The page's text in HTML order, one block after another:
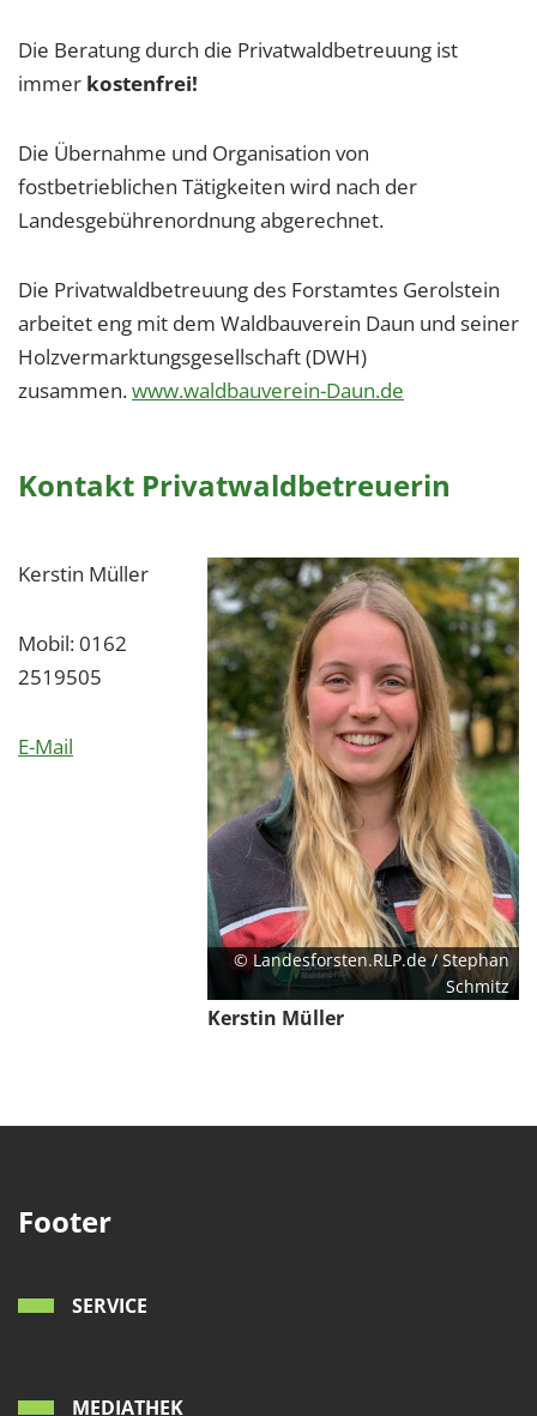
Die Beratung durch die Privatwaldbetreuung ist
immer kostenfrei!
Die Übernahme und Organisation von
fostbetrieblichen Tätigkeiten wird nach der
Landesgebührenordnung abgerechnet.
Die Privatwaldbetreuung des Forstamtes Gerolstein
arbeitet eng mit dem Waldbauverein Daun und seiner
Holzvermarktungsgesellschaft (DWH)
zusammen.www.waldbauverein-Daun.de
Kontakt Privatwaldbetreuerin
© Landesforsten.RLP.de / Stephan
Schmitz
Kerstin Müller
Kerstin Müller
Mobil: 0162
2519505
E-Mail
Footer
SERVICE
MEDIATHEK